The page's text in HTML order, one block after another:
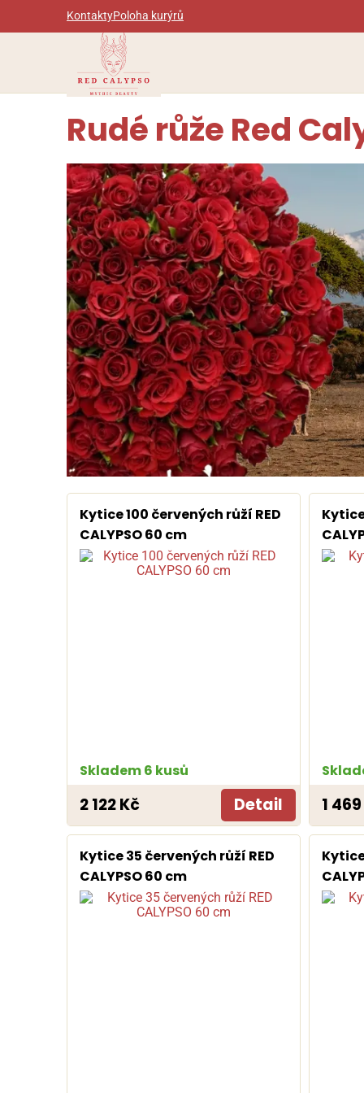
KontaktyPoloha kurýrů
Rudé růže Red
Kytice 100 červených růží RED
CALYPSO 60 cm
Skladem 6 kusů
2 122 Kč Detail 1
Kytice 35 červených růží RED
CALYPSO 60 cm